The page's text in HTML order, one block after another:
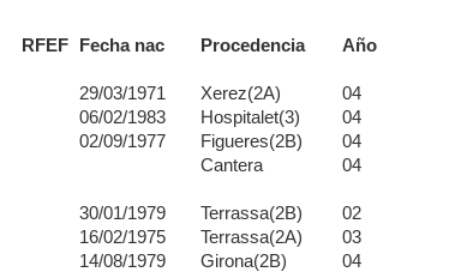
RFEF Fecha nac Procedencia
Año
29/03/1971 Xerez(2A)
04
06/02/1983 Hospitalet(3)
04
02/09/1977 Figueres(2B)
04
Cantera
04
30/01/1979 Terrassa(2B)
02
16/02/1975 Terrassa(2A)
03
14/08/1979 Girona(2B)
04